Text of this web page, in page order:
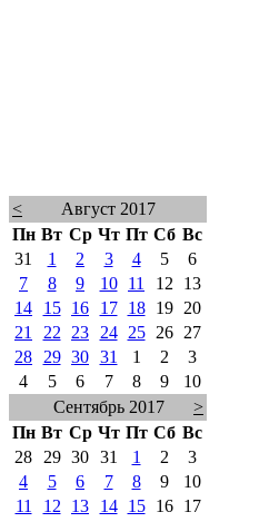
<
Август 2017
Пн Вт Ср Чт Пт Сб Вс
31
1 2 3 4 5
6
7
8 9 10 11 12
13
14
15 16 17 18 19
20
21
22 23 24 25 26
27
28
29 30 31 1 2
3
4
5 6 7 8 9
10
Сентябрь 2017
>
Пн Вт Ср Чт Пт Сб Вс
28
29 30 31 1 2
3
4
5 6 7 8 9
10
11
12 13 14 15 16
17